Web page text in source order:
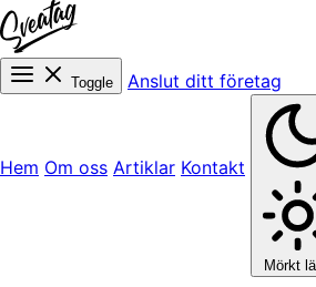
Toggle Anslut ditt företag
Hem Om oss Artiklar Kontakt
Mörkt